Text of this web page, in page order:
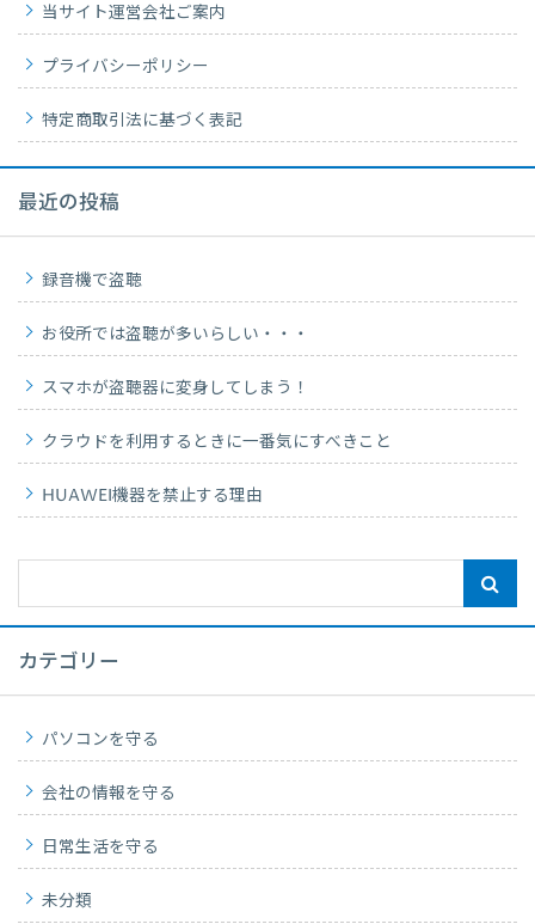
当サイト運営会社ご案内
プライバシーポリシー
特定商取引法に基づく表記
最近の投稿
録音機で盗聴
お役所では盗聴が多いらしい・・・
スマホが盗聴器に変身してしまう！
クラウドを利用するときに一番気にすべきこと
HUAWEI機器を禁止する理由
カテゴリー
パソコンを守る
会社の情報を守る
日常生活を守る
未分類